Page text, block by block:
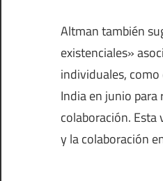
Altman también
existenciales»
individuales,
India en junio
colaboración.
y la colaboración